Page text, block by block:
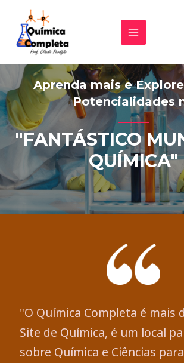
Aprenda mais e
Potencialidades
"FANTÁSTICO
QUÍMICA"
"O Química Completa é mais
Site de Química, é um local
sobre Química e Ciências